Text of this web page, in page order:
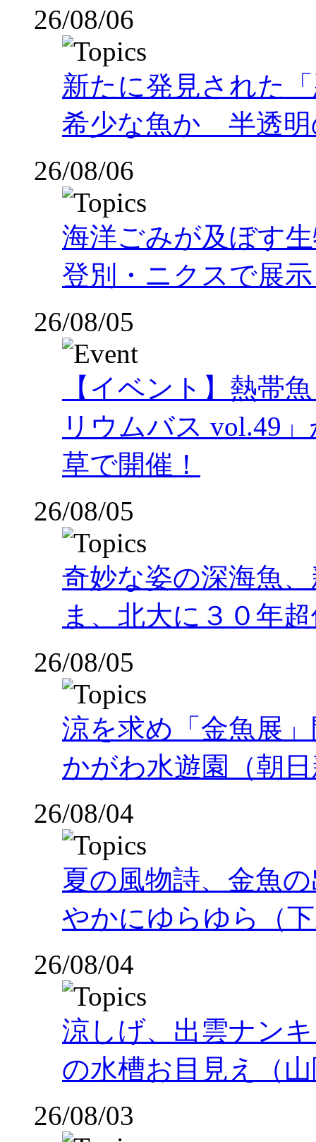
26/08/06
新たに発見された
希少な魚か 半透明
26/08/06
海洋ごみが及ぼす
登別・ニクスで展
26/08/05
【イベント】熱帯
リウムバス vol.49
草で開催！
26/08/05
奇妙な姿の深海魚
ま、北大に３０年
26/08/05
涼を求め「金魚展
かがわ水遊園（朝
26/08/04
夏の風物詩、金魚
やかにゆらゆら（
26/08/04
涼しげ、出雲ナン
の水槽お目見え（
26/08/03